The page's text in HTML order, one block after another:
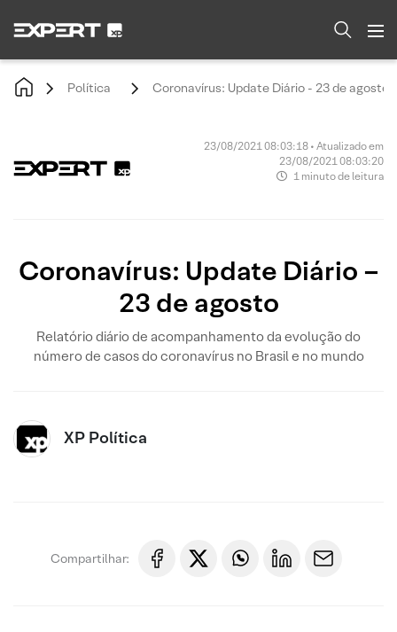
Política Coronavírus: Update Diário - 23 de agosto
23/08/2021 08:03:18 • Atualizado em
23/08/2021 08:03:20
1 minuto de leitura
Coronavírus: Update Diário –
23 de agosto
Relatório diário de acompanhamento da evolução do
número de casos do coronavírus no Brasil e no mundo
XP Política
Compartilhar: